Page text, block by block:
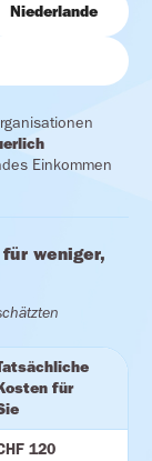
Niederlande
Einkommen
weniger,
für
120